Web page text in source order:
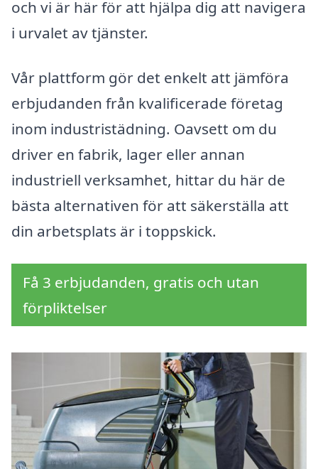
och vi är här för att hjälpa dig att navigera
i urvalet av tjänster.
Vår plattform gör det enkelt att jämföra
erbjudanden från kvalificerade företag
inom industristädning. Oavsett om du
driver en fabrik, lager eller annan
industriell verksamhet, hittar du här de
bästa alternativen för att säkerställa att
din arbetsplats är i toppskick.
Få 3 erbjudanden, gratis och utan
förpliktelser